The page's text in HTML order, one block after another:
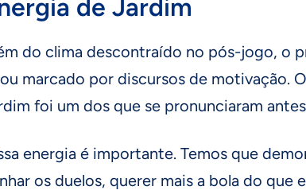
de Jardim
do clima descontraído no pós-jogo, o
marcado por discursos de motivação.
foi um dos que se pronunciaram
energia é importante. Temos que
os duelos, querer mais a bola do que